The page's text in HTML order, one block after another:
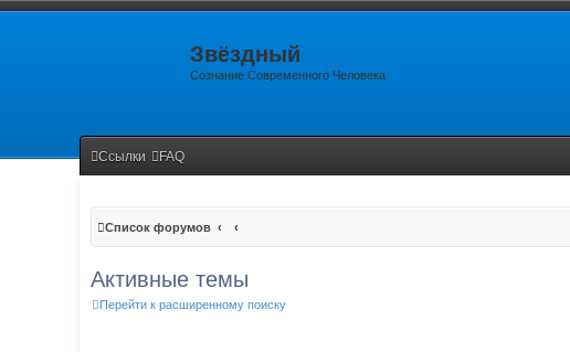
Звёздный
Сознание Современного Человека
Ссылки FAQ
Список форумов
Активные темы
Перейти к расширенному поиску